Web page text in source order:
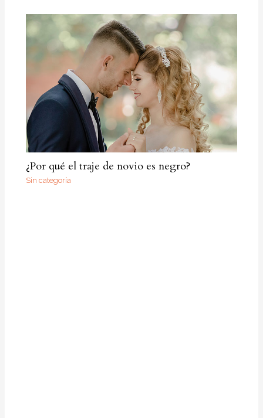
¿Por qué el traje de novio es negro?
Sin categoría